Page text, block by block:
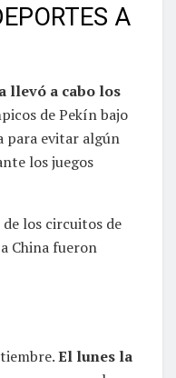
A
llevó a cabo los
de Pekín bajo
para evitar algún
los juegos
los circuitos de
China fueron
El lunes la